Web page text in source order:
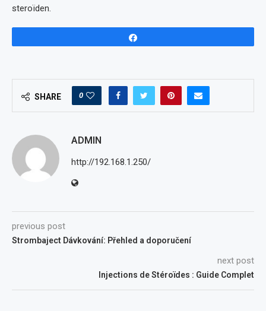
steroïden.
SHARE 0
ADMIN
http://192.168.1.250/
previous post
Strombaject Dávkování: Přehled a doporučení
next post
Injections de Stéroïdes : Guide Complet